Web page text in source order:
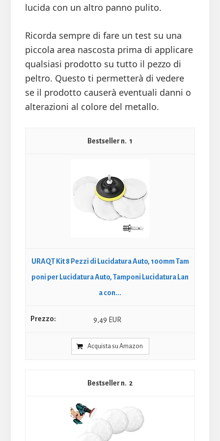
lucida con un altro panno pulito.
Ricorda sempre di fare un test su una
piccola area nascosta prima di applicare
qualsiasi prodotto su tutto il pezzo di
peltro. Questo ti permetterà di vedere
se il prodotto causerà eventuali danni o
alterazioni al colore del metallo.
1
URAQT Kit 8 Pezzi di Lucidatura Auto, 100mm Tam
poni per Lucidatura Auto, Tamponi Lucidatura Lan
a con...
9,49 EUR
Acquista su Amazon
2